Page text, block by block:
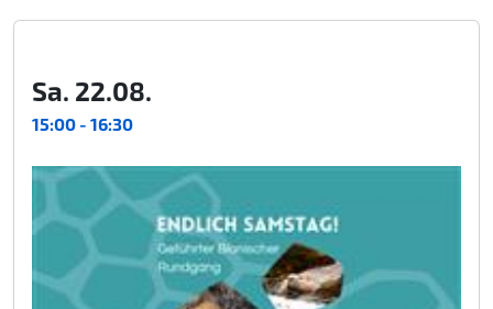
Sa. 22.08.
15:00 - 16:30